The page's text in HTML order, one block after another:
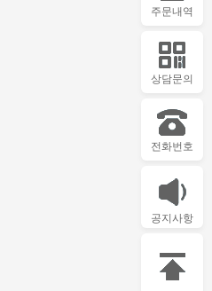
주문내역
상담문의
전화번호
공지사항